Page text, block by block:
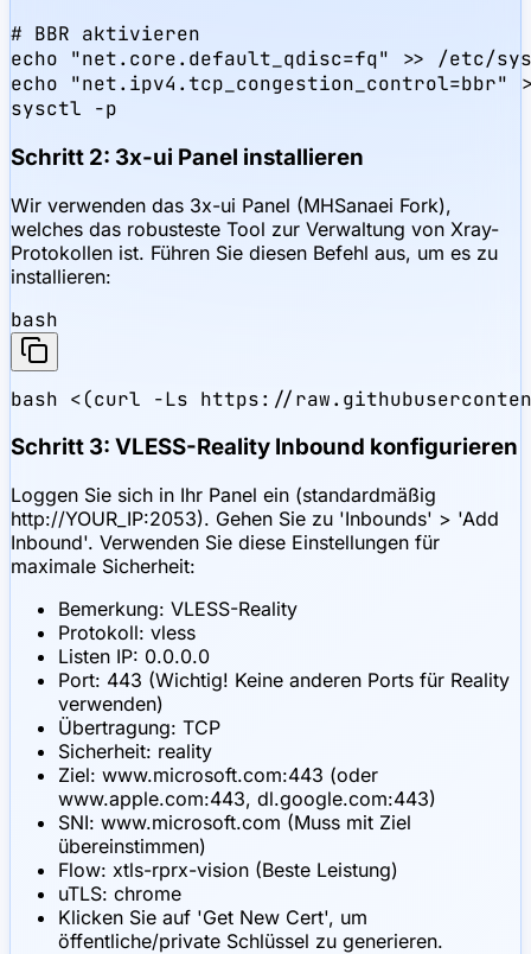
# BBR aktivieren
echo "net.core.default_qdisc=fq" >> /etc/
echo
sysctl -p
Schritt 2: 3x-ui Panel installieren
Wir verwenden das 3x-ui Panel (MHSanaei Fork),
welches das robusteste Tool zur Verwaltung von Xray-
Protokollen ist. Führen Sie diesen Befehl aus, um es zu
installieren:
bash
bash <(curl -Ls https://
Schritt 3: VLESS-Reality Inbound konfigurieren
Loggen Sie sich in Ihr Panel ein (standardmäßig
http://YOUR_IP:2053). Gehen Sie zu 'Inbounds' > 'Add
Inbound'. Verwenden Sie diese Einstellungen für
maximale Sicherheit:
Bemerkung: VLESS-Reality
Protokoll: vless
Listen IP: 0.0.0.0
Port: 443 (Wichtig! Keine anderen Ports für Reality
verwenden)
Übertragung: TCP
Sicherheit: reality
Ziel: www.microsoft.com:443 (oder
www.apple.com:443, dl.google.com:443)
SNI: www.microsoft.com (Muss mit Ziel
übereinstimmen)
Flow: xtls-rprx-vision (Beste Leistung)
uTLS: chrome
Klicken Sie auf 'Get New Cert', um
öffentliche/private Schlüssel zu generieren.